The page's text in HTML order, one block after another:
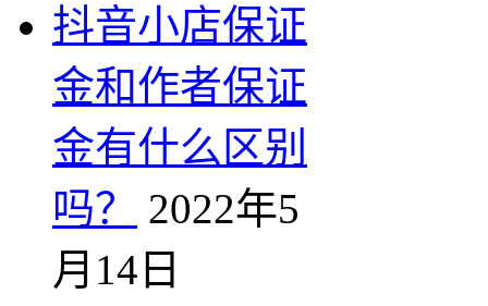
抖音小店保证
金和作者保证
金有什么区别
吗？
2022年5
月14日